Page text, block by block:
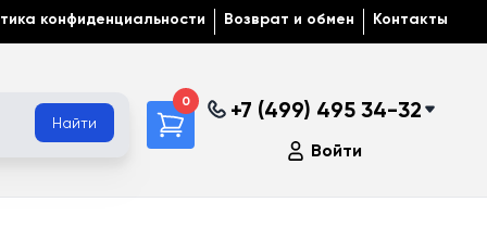
конфиденциальности Возврат и обмен Контакты
Найти
0 +7 (499) 495 34-32
Войти